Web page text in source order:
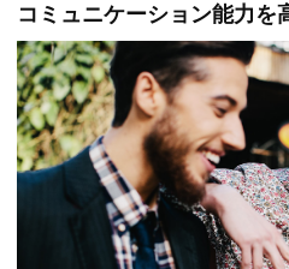
コミュニケーション能力